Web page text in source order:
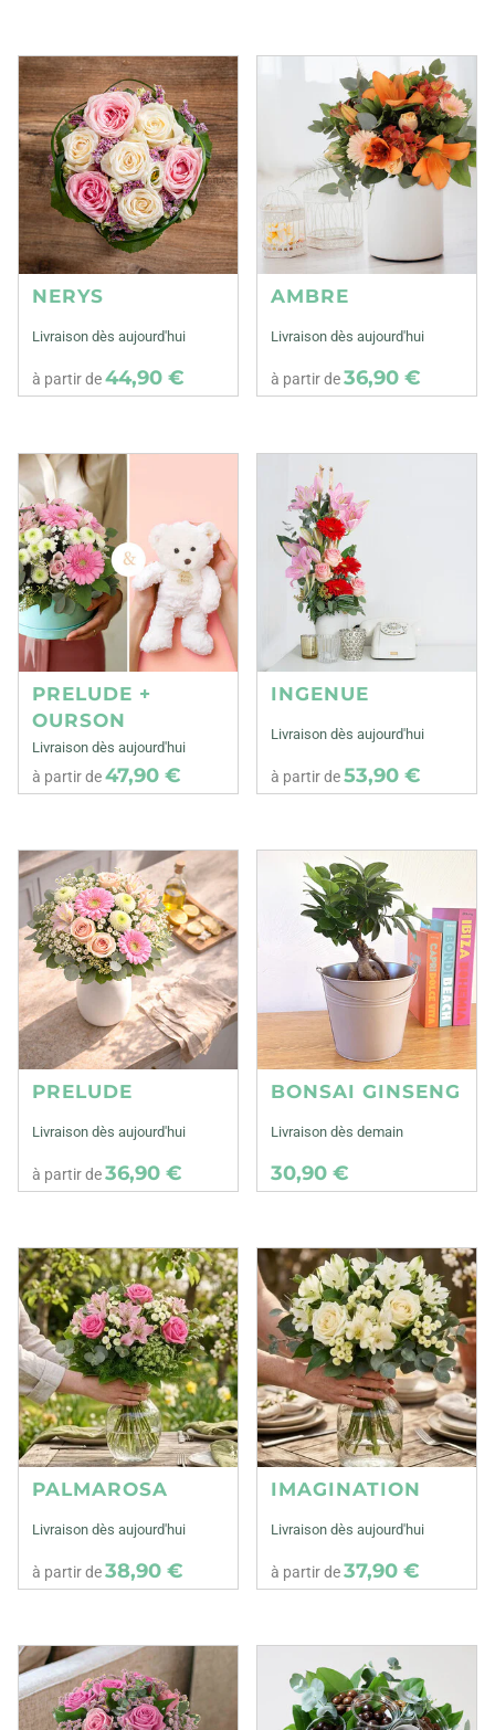
NERYS
Livraison dès aujourd'hui
à partir de44,90 €
AMBRE
Livraison dès aujourd'hui
à partir de36,90 €
PRELUDE +
OURSON
Livraison dès aujourd'hui
à partir de47,90 €
INGENUE
Livraison dès aujourd'hui
à partir de53,90 €
PRELUDE
Livraison dès aujourd'hui
à partir de36,90 €
BONSAI GINSENG
Livraison dès demain
30,90 €
PALMAROSA
Livraison dès aujourd'hui
à partir de38,90 €
IMAGINATION
Livraison dès aujourd'hui
à partir de37,90 €